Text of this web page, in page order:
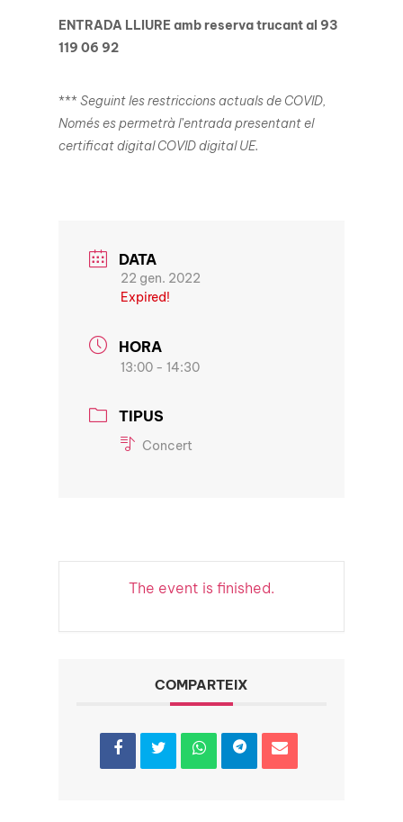
ENTRADA LLIURE amb reserva trucant al 93
119 06 92
***Seguint les restriccions actuals de COVID,
Només es permetrà l’entrada presentant el
certificat digital COVID digital UE.
DATA
22 gen. 2022
Expired!
HORA
13:00 - 14:30
TIPUS
Concert
The event is finished.
COMPARTEIX